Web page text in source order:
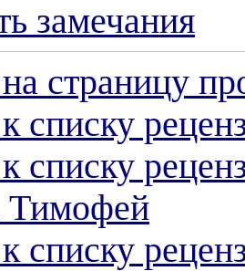
замечания
страницу
списку
списку
Тимофей
списку